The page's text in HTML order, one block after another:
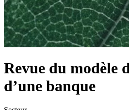
Revue du modèle
d’une banque